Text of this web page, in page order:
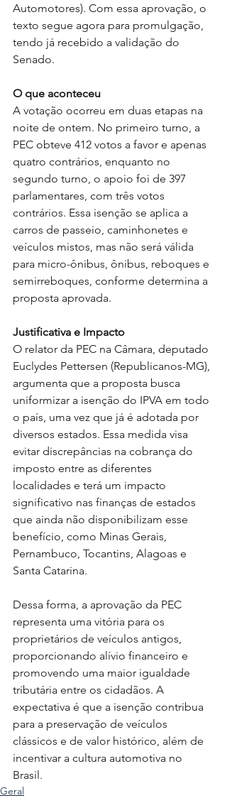
Automotores). Com essa aprovação, o
texto segue agora para promulgação,
tendo já recebido a validação do
Senado.
O que aconteceu
A votação ocorreu em duas etapas na
noite de ontem. No primeiro turno, a
PEC obteve 412 votos a favor e apenas
quatro contrários, enquanto no
segundo turno, o apoio foi de 397
parlamentares, com três votos
contrários. Essa isenção se aplica a
carros de passeio, caminhonetes e
veículos mistos, mas não será válida
para micro-ônibus, ônibus, reboques e
semirreboques, conforme determina a
proposta aprovada.
Justificativa e Impacto
O relator da PEC na Câmara, deputado
Euclydes Pettersen (Republicanos-MG),
argumenta que a proposta busca
uniformizar a isenção do IPVA em todo
o país, uma vez que já é adotada por
diversos estados. Essa medida visa
evitar discrepâncias na cobrança do
imposto entre as diferentes
localidades e terá um impacto
significativo nas finanças de estados
que ainda não disponibilizam esse
benefício, como Minas Gerais,
Pernambuco, Tocantins, Alagoas e
Santa Catarina.
Dessa forma, a aprovação da PEC
representa uma vitória para os
proprietários de veículos antigos,
proporcionando alívio financeiro e
promovendo uma maior igualdade
tributária entre os cidadãos. A
expectativa é que a isenção contribua
para a preservação de veículos
clássicos e de valor histórico, além de
incentivar a cultura automotiva no
Brasil.
Geral